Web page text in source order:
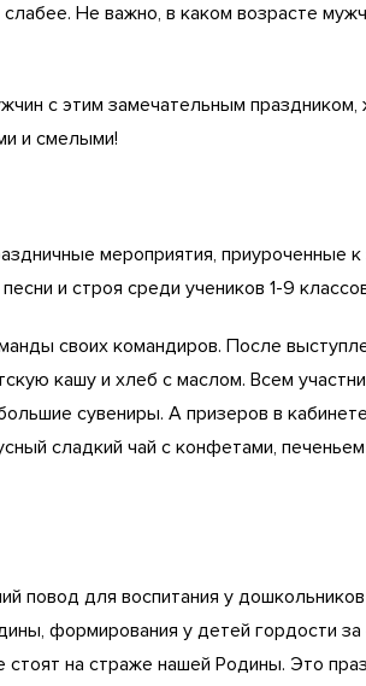
Не важно, в каком возрасте
с этим замечательным
и смелыми!
мероприятия, приуроченные
и строя среди учеников 1-9
своих командиров. После
кашу и хлеб с маслом. Всем
сувениры. А призеров в
сладкий чай с конфетами,
повод для воспитания у дошкольников
формирования у детей гордости
на страже нашей Родины. Это